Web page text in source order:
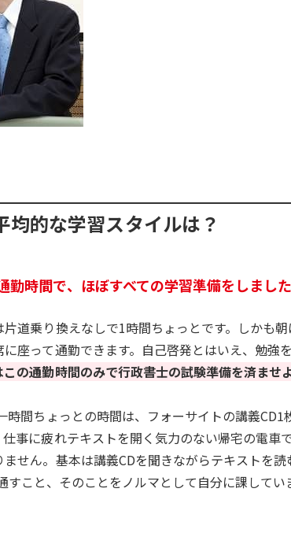
均的な学習スタイルは？
勤時間で、ほぼすべての学習準備をしました
道乗り換えなしで1時間ちょっとです。しかも
に座って通勤できます。自己啓発とはいえ、勉強
この通勤時間のみで行政書士の試験準備を済ませ
時間ちょっとの時間は、フォーサイトの講義
仕事に疲れテキストを開く気力のない帰宅の電車
ません。基本は講義CDを聞きながらテキストを
すこと、そのことをノルマとして自分に課してい